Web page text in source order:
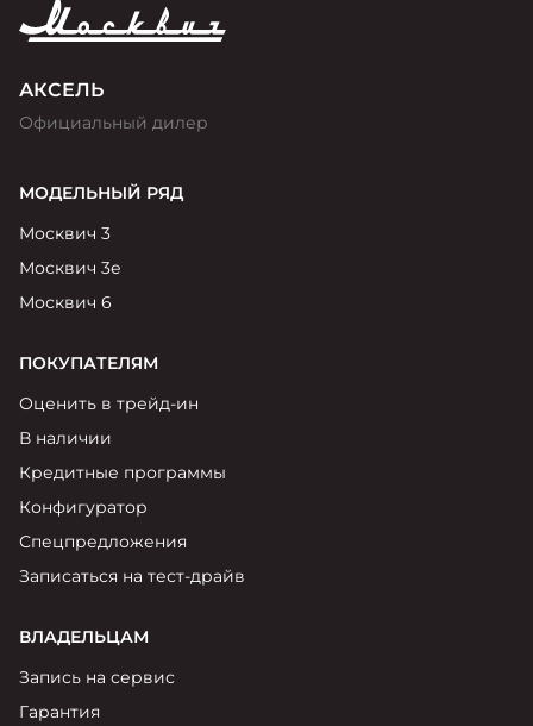
АКСЕЛЬ
Официальный дилер
МОДЕЛЬНЫЙ РЯД
Москвич 3
Москвич 3е
Москвич 6
ПОКУПАТЕЛЯМ
Оценить в трейд-ин
В наличии
Кредитные программы
Конфигуратор
Спецпредложения
Записаться на тест-драйв
ВЛАДЕЛЬЦАМ
Запись на сервис
Гарантия